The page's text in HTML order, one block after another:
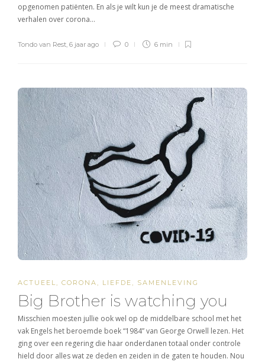
opgenomen patiënten. En als je wilt kun je de meest dramatische
verhalen over corona…
Tondo van Rest 6 jaar ago 0 6 min
ACTUEEL, CORONA, LIEFDE, SAMENLEVING
Big Brother is watching you
Misschien moesten jullie ook wel op de middelbare school met het
vak Engels het beroemde boek “1984” van George Orwell lezen. Het
ging over een regering die haar onderdanen totaal onder controle
hield door alles wat ze deden en zeiden in de gaten te houden. Nou